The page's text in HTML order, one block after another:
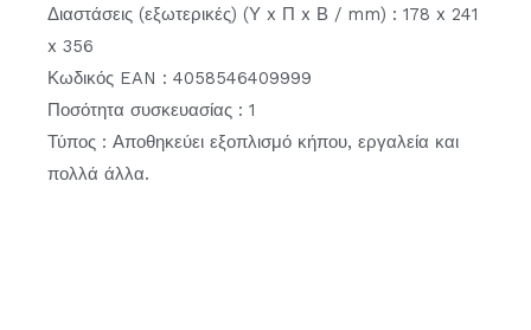
Διαστάσεις (εξωτερικές) (Υ x Π x Β / mm) : 178 x 241
x 356
Κωδικός EAN : 4058546409999
Ποσότητα συσκευασίας : 1
Τύπος : Αποθηκεύει εξοπλισμό κήπου, εργαλεία και
πολλά άλλα.